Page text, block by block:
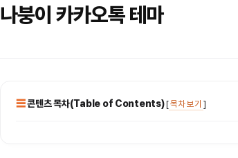
나붕이 카카오톡 테마
콘텐츠 목차(Table of Contents)[목차 보기 ]